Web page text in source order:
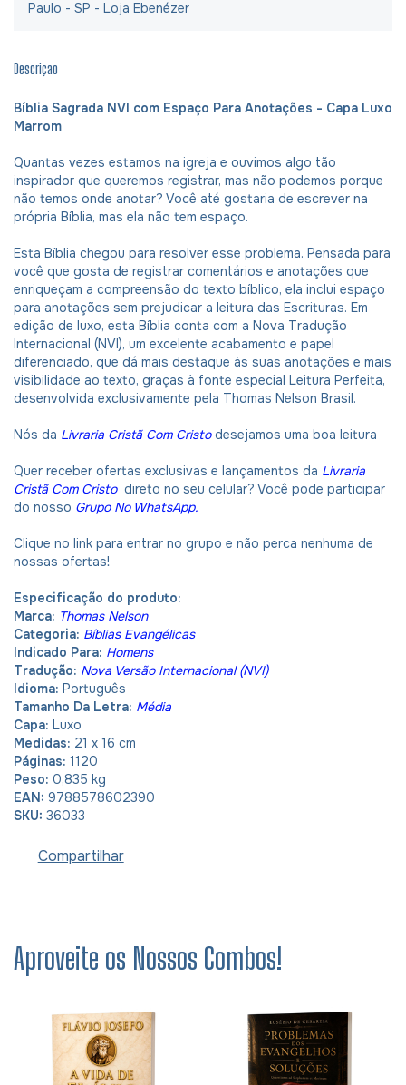
Paulo - SP - Loja Ebenézer
Descrição
Bíblia Sagrada NVI com Espaço Para Anotações - Capa Luxo
Marrom
Quantas vezes estamos na igreja e ouvimos algo tão
inspirador que queremos registrar, mas não podemos porque
não temos onde anotar? Você até gostaria de escrever na
própria Bíblia, mas ela não tem espaço.
Esta Bíblia chegou para resolver esse problema. Pensada para
você que gosta de registrar comentários e anotações que
enriqueçam a compreensão do texto bíblico, ela inclui espaço
para anotações sem prejudicar a leitura das Escrituras. Em
edição de luxo, esta Bíblia conta com a Nova Tradução
Internacional (NVI), um excelente acabamento e papel
diferenciado, que dá mais destaque às suas anotações e mais
visibilidade ao texto, graças à fonte especial Leitura Perfeita,
desenvolvida exclusivamente pela Thomas Nelson Brasil.
Nós da Livraria Cristã Com Cristo desejamos uma boa leitura
Quer receber ofertas exclusivas e lançamentos da Livraria
Cristã Com Cristo direto no seu celular? Você pode participar
do nosso Grupo No WhatsApp.
Clique no link para entrar no grupo e não perca nenhuma de
nossas ofertas!
Especificação do produto:
Marca: Thomas Nelson
Categoria: Bíblias Evangélicas
Indicado Para: Homens
Tradução: Nova Versão Internacional (NVI)
Idioma: Português
Tamanho Da Letra: Média
Capa: Luxo
Medidas: 21 x 16 cm
Páginas: 1120
Peso: 0,835 kg
EAN: 9788578602390
SKU: 36033
Compartilhar
Aproveite os Nossos Combos!